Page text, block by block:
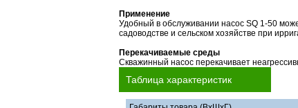
Применение
Удобный в обслуживании насос SQ 1-50
садоводстве и сельском хозяйстве при
Перекачиваемые среды
Скважинный насос перекачивает
Таблица характеристик